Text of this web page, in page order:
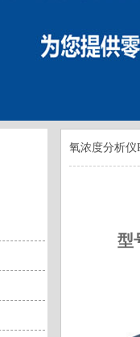
氧浓度分析仪
氧
型号